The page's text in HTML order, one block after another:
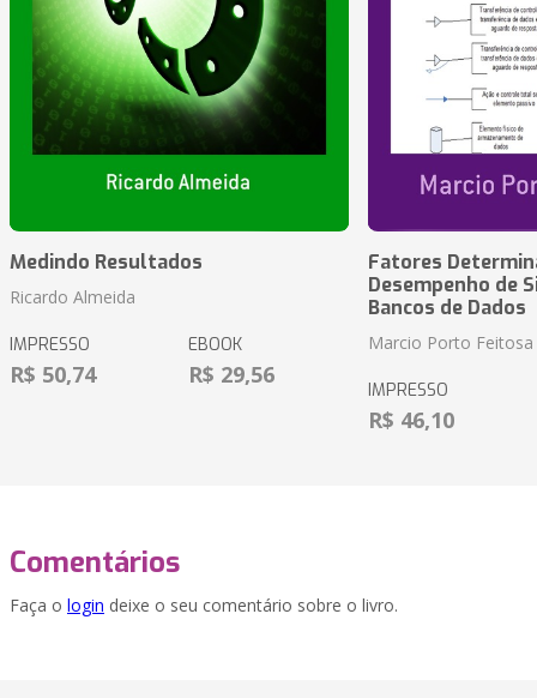
Medindo Resultados
Ricardo Almeida
IMPRESSO
R$ 50,74
EBOOK
R$ 29,56
Fatores
Desempenho de
Bancos de Dados
Marcio Porto Feitosa
IMPRESSO
R$ 46,10
Comentários
Faça o login deixe o seu comentário sobre o livro.